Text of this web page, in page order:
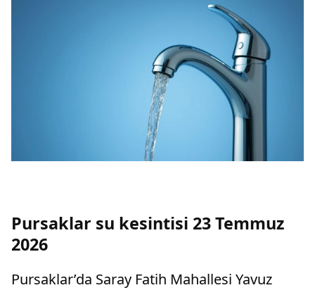
Pursaklar su kesintisi 23 Temmuz
2026
Pursaklar’da Saray Fatih Mahallesi Yavuz